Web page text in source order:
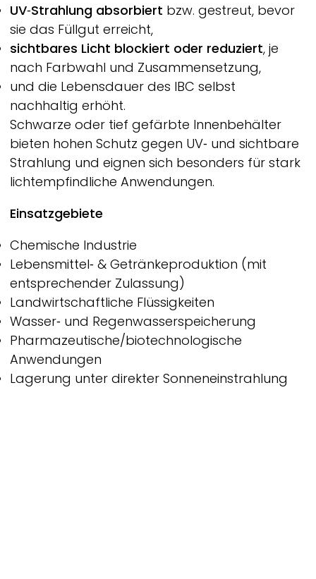
UV‑Strahlung absorbiert bzw. gestreut, bevor
sie das Füllgut erreicht,
sichtbares Licht blockiert oder reduziert, je
nach Farbwahl und Zusammensetzung,
und die Lebensdauer des IBC selbst
nachhaltig erhöht.
Schwarze oder tief gefärbte Innenbehälter
bieten hohen Schutz gegen UV‑ und sichtbare
Strahlung und eignen sich besonders für stark
lichtempfindliche Anwendungen.
Einsatzgebiete
Chemische Industrie
Lebensmittel‑ & Getränkeproduktion (mit
entsprechender Zulassung)
Landwirtschaftliche Flüssigkeiten
Wasser‑ und Regenwasserspeicherung
Pharmazeutische/biotechnologische
Anwendungen
Lagerung unter direkter Sonneneinstrahlung